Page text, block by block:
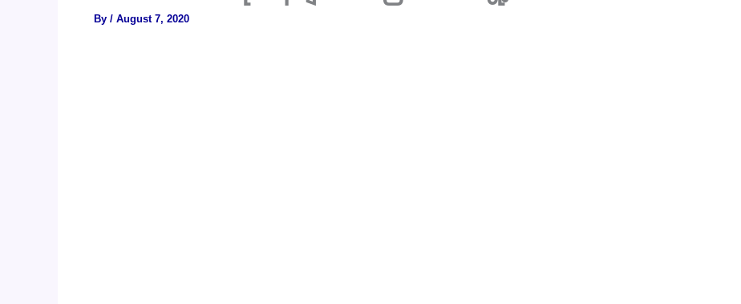
By / August 7, 2020